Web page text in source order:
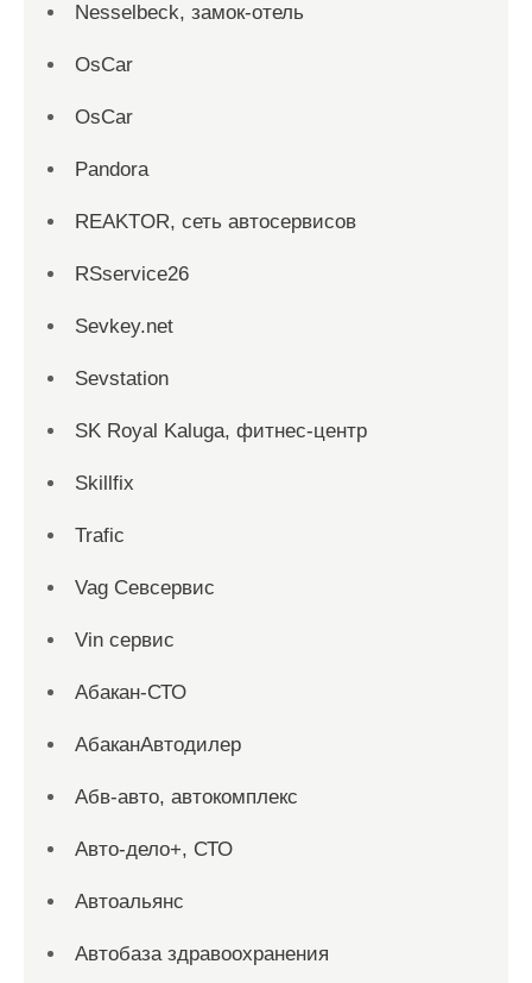
Nesselbeck, замок-отель
OsCar
OsCar
Pandora
REAKTOR, сеть автосервисов
RSservice26
Sevkey.net
Sevstation
SK Royal Kaluga, фитнес-центр
Skillfix
Trafic
Vag Севсервис
Vin сервис
Абакан-СТО
АбаканАвтодилер
Абв-авто, автокомплекс
Авто-дело+, СТО
Автоальянс
Автобаза здравоохранения